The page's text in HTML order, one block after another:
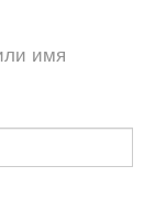
имя